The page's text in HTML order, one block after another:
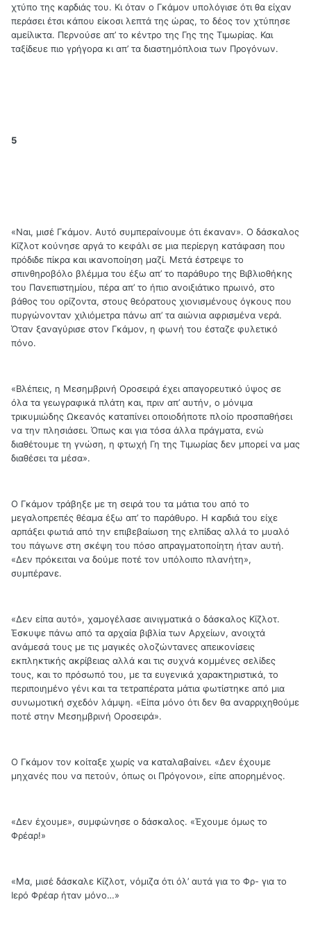
χτύπο της καρδιάς του. Κι όταν ο Γκάμον υπολόγισε ότι θα είχαν
περάσει έτσι κάπου είκοσι λεπτά της ώρας, το δέος τον χτύπησε
αμείλικτα. Περνούσε απ’ το κέντρο της Γης της Τιμωρίας. Και
ταξίδευε πιο γρήγορα κι απ’ τα διαστημόπλοια των Προγόνων.
5
«Ναι, μισέ Γκάμον. Αυτό συμπεραίνουμε ότι έκαναν». Ο δάσκαλος
Κίζλοτ κούνησε αργά το κεφάλι σε μια περίεργη κατάφαση που
πρόδιδε πίκρα και ικανοποίηση μαζί. Μετά έστρεψε το
σπινθηροβόλο βλέμμα του έξω απ’ το παράθυρο της Βιβλιοθήκης
του Πανεπιστημίου, πέρα απ’ το ήπιο ανοιξιάτικο πρωινό, στο
βάθος του ορίζοντα, στους θεόρατους χιονισμένους όγκους που
πυργώνονταν χιλιόμετρα πάνω απ’ τα αιώνια αφρισμένα νερά.
Όταν ξαναγύρισε στον Γκάμον, η φωνή του έσταζε φυλετικό
πόνο.
«Βλέπεις, η Μεσημβρινή Οροσειρά έχει απαγορευτικό ύψος σε
όλα τα γεωγραφικά πλάτη και, πριν απ’ αυτήν, ο μόνιμα
τρικυμιώδης Ωκεανός καταπίνει οποιοδήποτε πλοίο προσπαθήσει
να την πλησιάσει. Όπως και για τόσα άλλα πράγματα, ενώ
διαθέτουμε τη γνώση, η φτωχή Γη της Τιμωρίας δεν μπορεί να μας
διαθέσει τα μέσα».
Ο Γκάμον τράβηξε με τη σειρά του τα μάτια του από το
μεγαλοπρεπές θέαμα έξω απ’ το παράθυρο. Η καρδιά του είχε
αρπάξει φωτιά από την επιβεβαίωση της ελπίδας αλλά το μυαλό
του πάγωνε στη σκέψη του πόσο απραγματοποίητη ήταν αυτή.
«Δεν πρόκειται να δούμε ποτέ τον υπόλοιπο πλανήτη»,
συμπέρανε.
«Δεν είπα αυτό», χαμογέλασε αινιγματικά ο δάσκαλος Κίζλοτ.
Έσκυψε πάνω από τα αρχαία βιβλία των Αρχείων, ανοιχτά
ανάμεσά τους με τις μαγικές ολοζώντανες απεικονίσεις
εκπληκτικής ακρίβειας αλλά και τις συχνά κομμένες σελίδες
τους, και το πρόσωπό του, με τα ευγενικά χαρακτηριστικά, το
περιποιημένο γένι και τα τετραπέρατα μάτια φωτίστηκε από μια
συνωμοτική σχεδόν λάμψη. «Είπα μόνο ότι δεν θα αναρριχηθούμε
ποτέ στην Μεσημβρινή Οροσειρά».
Ο Γκάμον τον κοίταξε χωρίς να καταλαβαίνει. «Δεν έχουμε
μηχανές που να πετούν, όπως οι Πρόγονοι», είπε απορημένος.
«Δεν έχουμε», συμφώνησε ο δάσκαλος. «Έχουμε όμως το
Φρέαρ!»
«Μα, μισέ δάσκαλε Κίζλοτ, νόμιζα ότι όλ’ αυτά για το Φρ- για το
Ιερό Φρέαρ ήταν μόνο…»